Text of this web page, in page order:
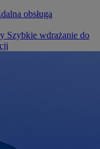
obsługa
Szybkie wdrażanie do